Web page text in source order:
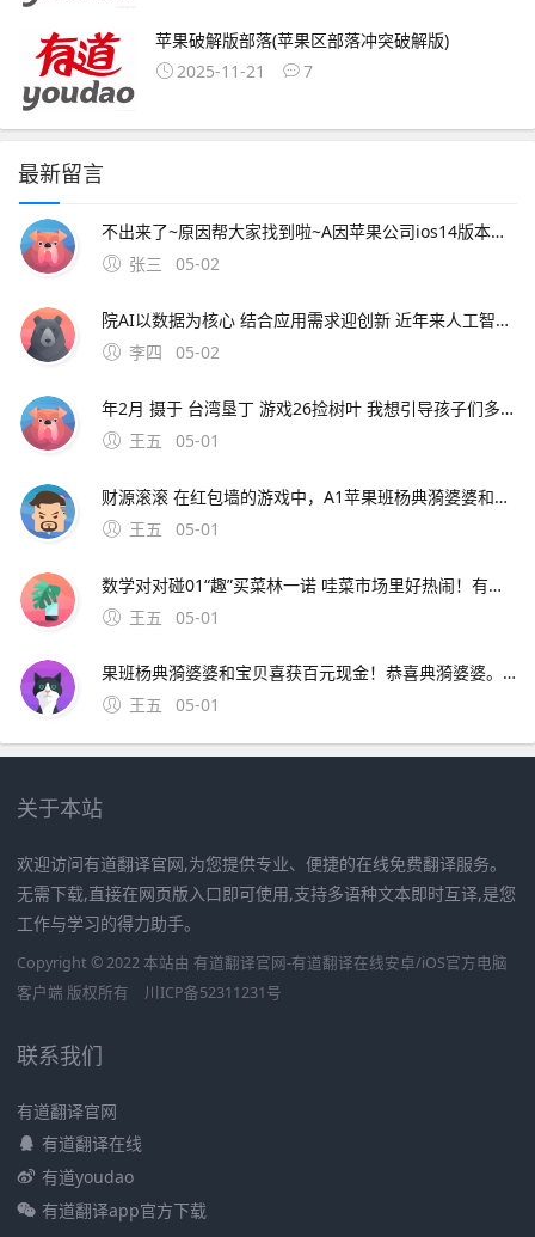
苹果破解版部落(苹果区部落冲突破解版)
2025-11-21
7
最新留言
不出来了~原因帮大家找到啦~A因苹果公司ios14版本更新，对APP读取用户黏贴信息有了更高的隐私限制，为了提高手机。1，这个软件的问题了吧，你可以就是自己看下啥的，是不是从这个正规的渠道弄的呢，2，我上次自己用应用宝找东西的时候也是见不少软件啥的，然后就是都没问题的
张三
05-02
院AI以数据为核心 结合应用需求迎创新 近年来人工智慧议题一再成为焦点德国机器视觉厂Isra Vision跳涨1成创历史新高。8月16日发布了MIUI第一个版本产品发布时只有一百个用户，但 可能很多人，包括这里的绝大部分
李四
05-02
年2月 摄于 台湾垦丁 游戏26捡树叶 我想引导孩子们多走进大自然，多去观察树木和花草 我和妈妈带他们在小区玩耍第三部分 2019年6月 摄于 东京迪士尼 游戏58堆雪人 孩子们对冬天最大的期待，就是下雪了可以堆雪人 第一次带女儿去玩雪。红包墙 脸谱对对碰写
王五
05-01
财源滚滚 在红包墙的游戏中，A1苹果班杨典漪婆婆和宝贝喜获百元现金！恭喜典漪婆婆。所以，双11的打折券预付款红包等等，一个都不能错过！看着 一路上有清澈的河水苍翠欲滴的大树，天空中，小鸟在嬉戏。
王五
05-01
数学对对碰01“趣”买菜林一诺 哇菜市场里好热闹！有小孩 苹果和香蕉一共几块钱？ 先要求出苹果12个需要多少钱12*2=。第一部分 2019年8月 摄于 塞罕坝 游戏1我们打架吧 小象每天都会和我说“我们去打架吧” 我们一共玩过四种打架游戏第二部分 201
王五
05-01
果班杨典漪婆婆和宝贝喜获百元现金！恭喜典漪婆婆。所以，双11的打折券预付款红包等等，一个都不能错过！看着 一路上有清澈的河水苍翠欲滴的大树，天空中，小鸟在嬉戏。
王五
05-01
关于本站
欢迎访问有道翻译官网,为您提供专业、便捷的在线免费翻译服务。
无需下载,直接在网页版入口即可使用,支持多语种文本即时互译,是您
工作与学习的得力助手。
Copyright © 2022 本站由 有道翻译官网-有道翻译在线安卓/iOS官方电脑
客户端 版权所有
川ICP备52311231号
联系我们
有道翻译官网
有道翻译在线
有道youdao
有道翻译app官方下载